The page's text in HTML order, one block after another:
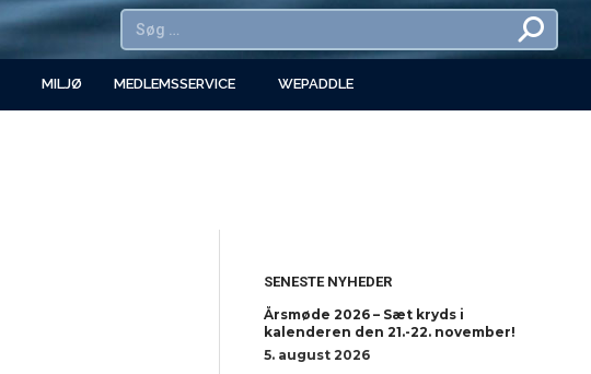
MILJØ MEDLEMSSERVICE WEPADDLE
SENESTE NYHEDER
Årsmøde 2026 – Sæt kryds i
kalenderen den 21.-22. november!
5. august 2026